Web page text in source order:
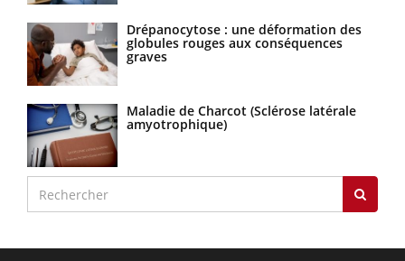
Drépanocytose : une déformation des
globules rouges aux conséquences
graves
Maladie de Charcot (Sclérose latérale
amyotrophique)